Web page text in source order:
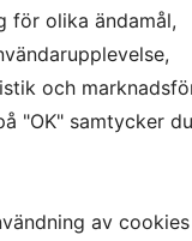
för olika ändamål,
och
"OK" samtycker
av